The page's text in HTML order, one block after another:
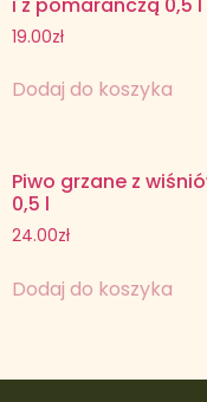
19.00zł
Dodaj do koszyka
Piwo grzane z
0,5 l
24.00zł
Dodaj do koszyka